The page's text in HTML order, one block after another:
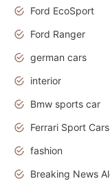
Ford EcoSport
Ford Ranger
german cars
interior
Bmw sports car
Ferrari Sport Cars
fashion